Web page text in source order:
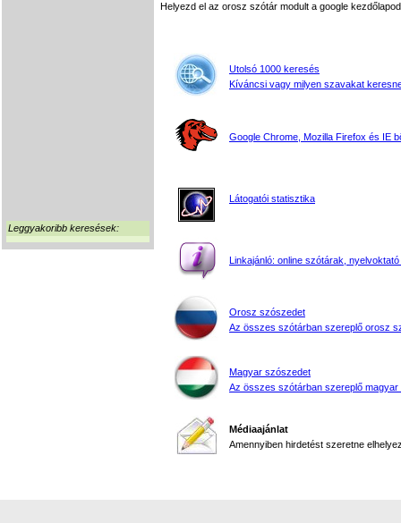
Leggyakoribb keresések:
Helyezd el az orosz szótár modult a google
Utolsó 1000 keresés
Kíváncsi vagy milyen szavakat
Google Chrome, Mozilla Firefox és IE
Látogatói statisztika
Linkajánló: online szótárak, nyelvoktató
Orosz szószedet
Az összes szótárban szereplő orosz
Magyar szószedet
Az összes szótárban szereplő magyar
Médiaajánlat
Amennyiben hirdetést szeretne